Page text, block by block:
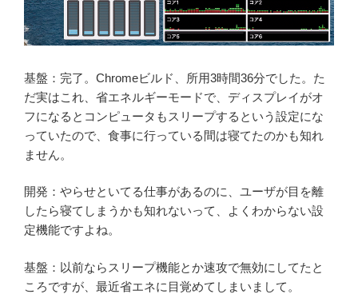
基盤：完了。Chromeビルド、所用3時間36分でした。た
だ実はこれ、省エネルギーモードで、ディスプレイがオ
フになるとコンピュータもスリープするという設定にな
っていたので、食事に行っている間は寝てたのかも知れ
ません。
開発：やらせといてる仕事があるのに、ユーザが目を離
したら寝てしまうかも知れないって、よくわからない設
定機能ですよね。
基盤：以前ならスリープ機能とか速攻で無効にしてたと
ころですが、最近省エネに目覚めてしまいまして。